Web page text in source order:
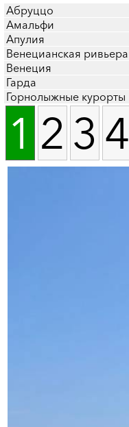
Абруццо
Амальфи
Апулия
Венецианская ривьера
Венеция
Гарда
Горнолыжные курорты
1 2 3 4